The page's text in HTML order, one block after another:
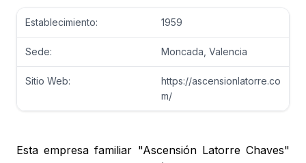
Establecimiento: 1959
Sede: Moncada, Valencia
Sitio Web:
https://ascensionlatorre.co
m/
Esta empresa familiar "Ascensión Latorre Chaves"